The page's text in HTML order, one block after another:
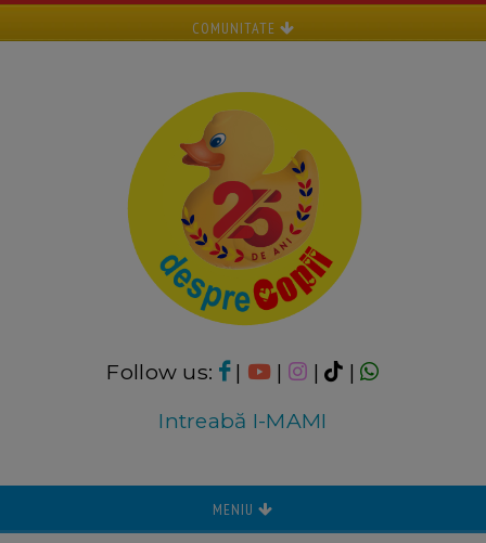
COMUNITATE
Follow us: | | |
|
Intreabă I-MAMI
MENIU